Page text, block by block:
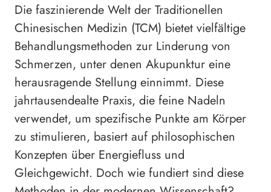
Die faszinierende Welt der Traditionellen
Chinesischen Medizin (TCM) bietet vielfältige
Behandlungsmethoden zur Linderung von
Schmerzen, unter denen Akupunktur eine
herausragende Stellung einnimmt. Diese
jahrtausendealte Praxis, die feine Nadeln
verwendet, um spezifische Punkte am Körper
zu stimulieren, basiert auf philosophischen
Konzepten über Energiefluss und
Gleichgewicht. Doch wie fundiert sind diese